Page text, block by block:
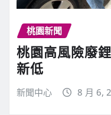
桃園新聞
桃園高風險廢
新低
新聞中心 8 月 6,